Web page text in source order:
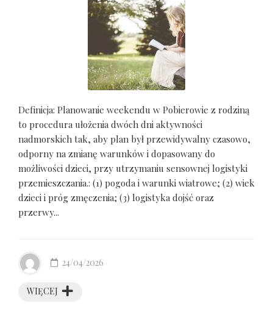
Definicja: Planowanie weekendu w Pobierowie z rodziną
to procedura ułożenia dwóch dni aktywności
nadmorskich tak, aby plan był przewidywalny czasowo,
odporny na zmianę warunków i dopasowany do
możliwości dzieci, przy utrzymaniu sensownej logistyki
przemieszczania.: (1) pogoda i warunki wiatrowe; (2) wiek
dzieci i próg zmęczenia; (3) logistyka dojść oraz
przerwy...
WIĘCEJ
24/04/2026